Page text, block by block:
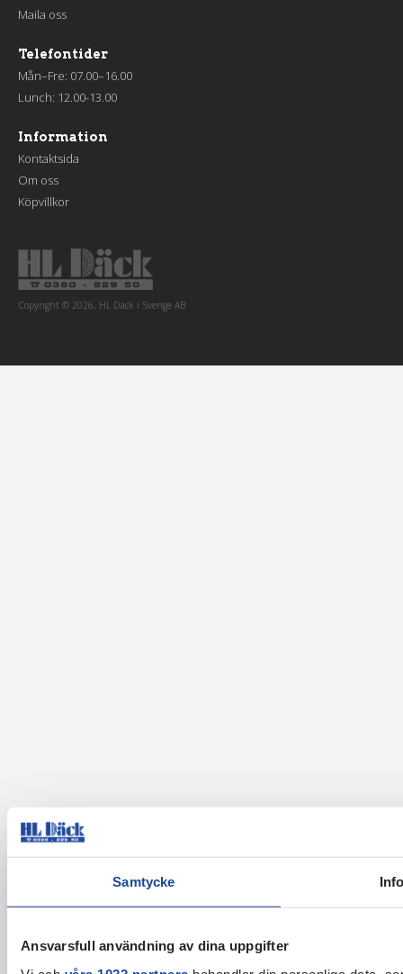
Samtycke
Ansvarsfull användning av dina uppgifter
Maila oss
Telefontider
Mån–Fre: 07.00–16.00
Lunch: 12.00-13.00
Information
Kontaktsida
Om oss
Köpvillkor
Copyright © 2026, HL Däck i Sverige AB